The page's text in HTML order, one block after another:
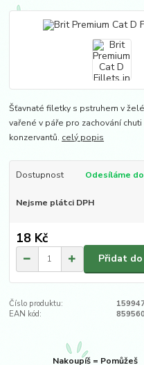
Šťavnaté filetky s pstruhem v
vařené v páře pro zachování
konzervantů. celý popis
Dostupnost Odesíláme
Nejsme plátci DPH
18 Kč
Přidat
Číslo produktu:
EAN kód:
Nakoupíš = Pomůžeš